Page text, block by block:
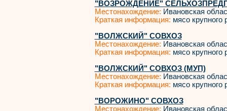
"ВОЗРОЖДЕНИЕ"
Местонахождение: Ивановская
Краткая информация: мясо крупного
"ВОЛЖСКИЙ" СОВХОЗ
Местонахождение: Ивановская
Краткая информация: мясо крупного
"ВОЛЖСКИЙ" СОВХОЗ (МУП)
Местонахождение: Ивановская
Краткая информация: мясо крупного
"ВОРОЖИНО" СОВХОЗ
Местонахождение: Ивановская